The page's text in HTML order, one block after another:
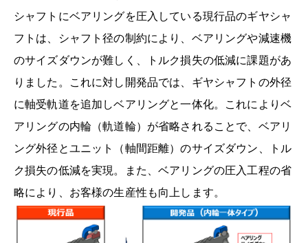
シャフトにベアリングを圧入している現行品のギヤシャ
フトは、シャフト径の制約により、ベアリングや減速機
のサイズダウンが難しく、トルク損失の低減に課題があ
りました。これに対し開発品では、ギヤシャフトの外径
に軸受軌道を追加しベアリングと一体化。これによりベ
アリングの内輪（軌道輪）が省略されることで、ベアリ
ング外径とユニット（軸間距離）のサイズダウン、トル
ク損失の低減を実現。また、ベアリングの圧入工程の省
略により、お客様の生産性も向上します。